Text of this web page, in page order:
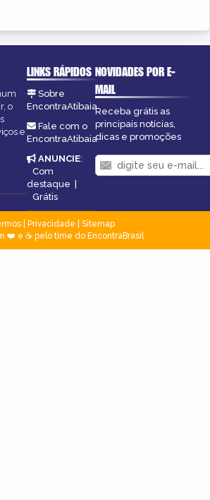
o
e
LINKS RÁPIDOS
Sobre
EncontraAtibaia
Fale com o
EncontraAtibaia
ANUNCIE:
Com
destaque |
Grátis
NOVIDADES POR E-
MAIL
Receba grátis as
principais notícias,
dicas e promoções
| Privacidade
Sitemap
❤️ e ☕ pelo time do EncontraBrasil